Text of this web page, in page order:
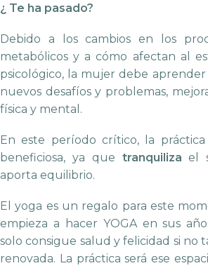
¿ Te ha pasado?
Debido a los cambios en los
metabólicos y a cómo afectan al
psicológico, la mujer debe
nuevos desafíos y problemas,
física y mental.
En este período crítico, la
beneficiosa, ya que tranquiliza el
aporta equilibrio.
El yoga es un regalo para este
empieza a hacer YOGA en sus
solo consigue salud y felicidad si no
renovada. La práctica será ese